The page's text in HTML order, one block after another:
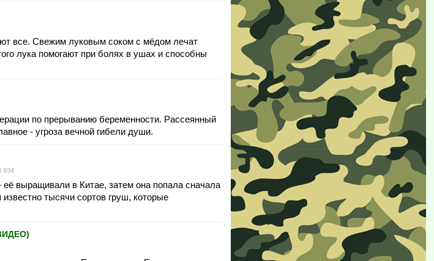
все. Свежим луковым соком с мёдом лечат
лука помогают при болях в ушах и способны
по прерыванию беременности. Рассеянный
- угроза вечной гибели души.
934
выращивали в Китае, затем она попала сначала
тысячи сортов груш, которые